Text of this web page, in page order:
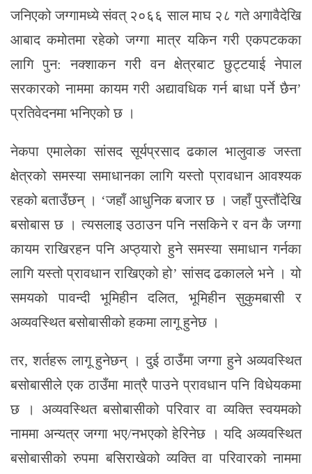
जनिएको जग्गामध्ये संवत् २०६६ साल माघ २८ गते अगावैदेखि
आबाद कमोतमा रहेको जग्गा मात्र यकिन गरी एकपटकका
लागि पुन: नक्शाकन गरी वन क्षेत्रबाट छुट्टयाई नेपाल
सरकारको नाममा कायम गरी अद्यावधिक गर्न बाधा पर्ने छैन’
प्रतिवेदनमा भनिएको छ ।
नेकपा एमालेका सांसद सूर्यप्रसाद ढकाल भालुवाङ जस्ता
क्षेत्रको समस्या समाधानका लागि यस्तो प्रावधान आवश्यक
रहको बताउँछन् । ‘जहाँ आधुनिक बजार छ । जहाँ पुस्तौंदेखि
बसोबास छ । त्यसलाइ उठाउन पनि नसकिने र वन कै जग्गा
कायम राखिरहन पनि अप्ठ्यारो हुने समस्या समाधान गर्नका
लागि यस्तो प्रावधान राखिएको हो’ सांसद ढकालले भने । यो
समयको पावन्दी भूमिहीन दलित, भूमिहीन सुकुमबासी र
अव्यवस्थित बसोबासीको हकमा लागू हुनेछ ।
तर, शर्तहरू लागू हुनेछन् । दुई ठाउँमा जग्गा हुने अव्यवस्थित
बसोबासीले एक ठाउँमा मात्रै पाउने प्रावधान पनि विधेयकमा
छ । अव्यवस्थित बसोबासीको परिवार वा व्यक्ति स्वयमको
नाममा अन्यत्र जग्गा भए/नभएको हेरिनेछ । यदि अव्यवस्थित
बसोबासीको रुपमा बसिराखेको व्यक्ति वा परिवारको नाममा